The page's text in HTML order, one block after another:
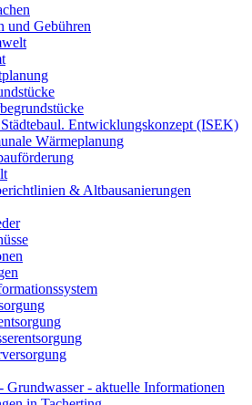
und Gebühren
Entwicklungskonzept (ISEK)
Wärmeplanung
& Altbausanierungen
Grundwasser - aktuelle Informationen